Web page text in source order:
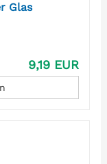
Glas
9,19 EUR